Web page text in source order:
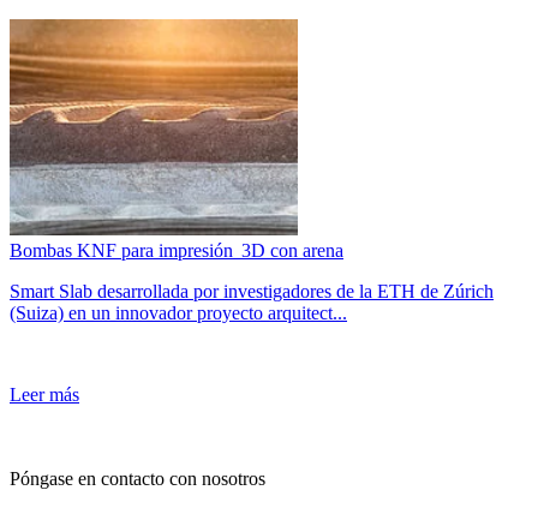
Bombas KNF para impresión 3D con arena
Smart Slab desarrollada por investigadores de la ETH de Zúrich
(Suiza) en un innovador proyecto arquitect...
Leer más
Póngase en contacto con nosotros